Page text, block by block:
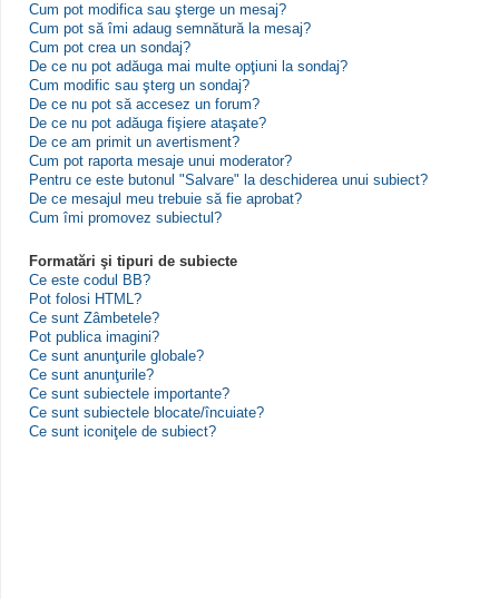
Cum pot modifica sau şterge un mesaj?
Cum pot să îmi adaug semnătură la mesaj?
Cum pot crea un sondaj?
De ce nu pot adăuga mai multe opţiuni la sondaj?
Cum modific sau şterg un sondaj?
De ce nu pot să accesez un forum?
De ce nu pot adăuga fişiere ataşate?
De ce am primit un avertisment?
Cum pot raporta mesaje unui moderator?
Pentru ce este butonul "Salvare" la deschiderea unui subiect?
De ce mesajul meu trebuie să fie aprobat?
Cum îmi promovez subiectul?
Formatări şi tipuri de subiecte
Ce este codul BB?
Pot folosi HTML?
Ce sunt Zâmbetele?
Pot publica imagini?
Ce sunt anunţurile globale?
Ce sunt anunţurile?
Ce sunt subiectele importante?
Ce sunt subiectele blocate/încuiate?
Ce sunt iconiţele de subiect?